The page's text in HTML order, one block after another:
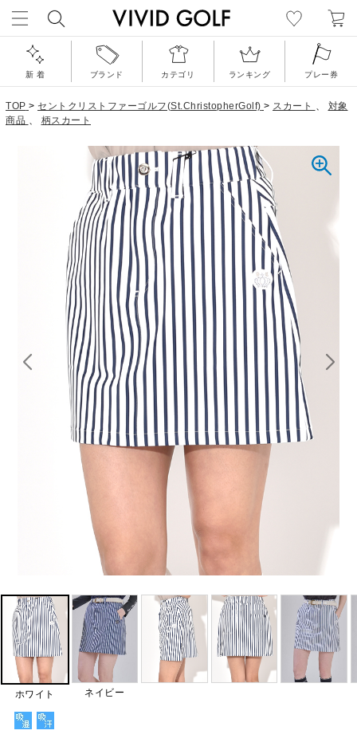
新 着 ブランド カテゴリ ランキング プレー券
TOP > セントクリストファーゴルフ(St.ChristopherGolf) > スカート 、 対象
商品 、 柄スカート
ホワイト ネイビー